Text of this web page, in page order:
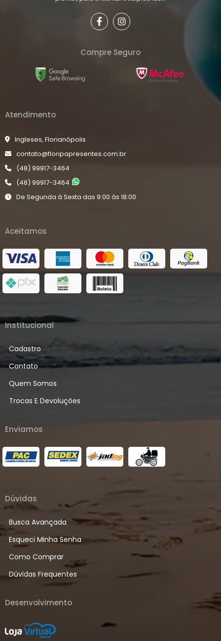
Compre Seguro
Atendimento
Ingleses, Florianópolis
contato@floripapresentes.com.br
(48) 99917-3464
(48) 99917-3464
De Segunda à Sexta das 9:00 às 18:00
Aceitamos
Institucional
Cadastro
Contato
Quem Somos
Trocas E Devoluções
Enviamos
Dúvidas
Busca Avançada
Esqueci Minha Senha
Como Comprar
Dúvidas Frequentes
Desenvolvimento